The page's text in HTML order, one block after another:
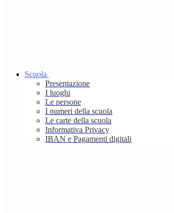
Scuola
Presentazione
I luoghi
Le persone
I numeri della scuola
Le carte della scuola
Informativa Privacy
IBAN e Pagamenti digitali